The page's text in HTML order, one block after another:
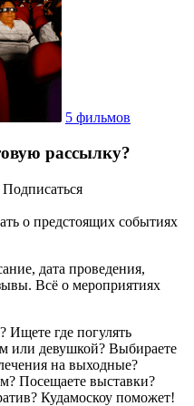
5 фильмов
рассылку?
Подписаться
о предстоящих событиях
дата проведения,
Всё о мероприятиях
Ищете где погулять
или девушкой? Выбираете
на выходные?
Посещаете выставки?
Кудамоскоу поможет!